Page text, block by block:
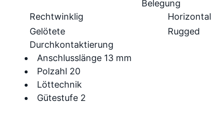
Anschlusslänge 13 mm
Polzahl 20
Löttechnik
Gütestufe 2
Rechtwinklig
Horizontal
Gelötete
Durchkontaktierung
Rugged